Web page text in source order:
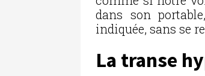
dans son
indiquée, sans se
La transe